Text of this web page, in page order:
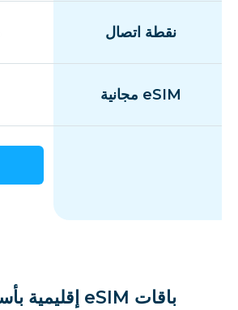
نقطة اتصال
eSIM مجانية
باقات eSIM إقليمية بأسعار أوفر